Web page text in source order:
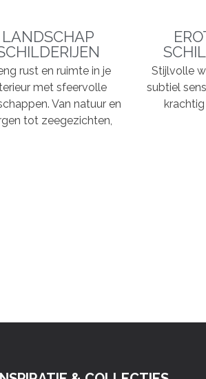
LANDSCHAP
rust en ruimte in je
met sfeervolle
Van natuur en
tot zeegezichten,
Stijlvolle
subtiel